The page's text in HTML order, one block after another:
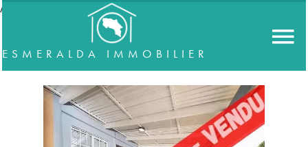
//accordeon
ESMERALDA IMMOBILIER